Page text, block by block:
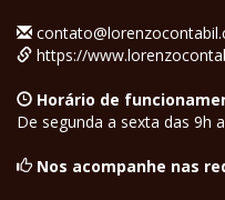
https://
Horário de
De segunda a sexta das 9h
Nos acompanhe nas